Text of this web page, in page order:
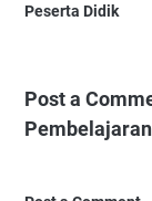
Peserta Didik
Post a